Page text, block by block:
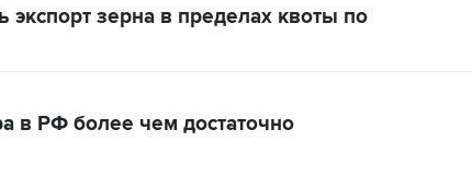
зерна в пределах квоты по
в РФ более чем достаточно